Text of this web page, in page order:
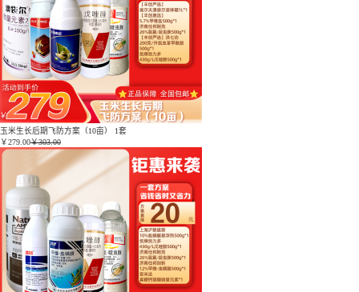
玉米生长后期飞防方案（10亩） 1套
￥279.00￥303.00